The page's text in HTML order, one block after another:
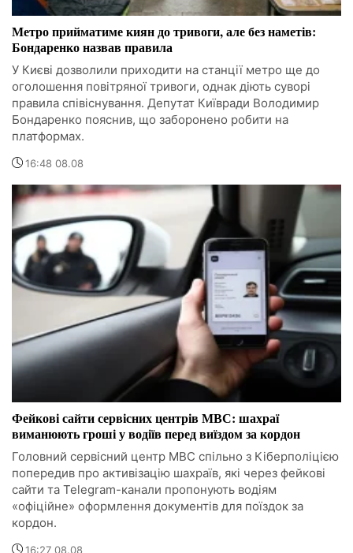
Метро прийматиме киян до тривоги, але без наметів:
Бондаренко назвав правила
У Києві дозволили приходити на станції метро ще до
оголошення повітряної тривоги, однак діють суворі
правила співіснування. Депутат Київради Володимир
Бондаренко пояснив, що заборонено робити на
платформах.
16:48 08.08
Фейкові сайти сервісних центрів МВС: шахраї
виманюють гроші у водіїв перед виїздом за кордон
Головний сервісний центр МВС спільно з Кіберполіцією
попередив про активізацію шахраїв, які через фейкові
сайти та Telegram-канали пропонують водіям
«офіційне» оформлення документів для поїздок за
кордон.
16:27 08.08